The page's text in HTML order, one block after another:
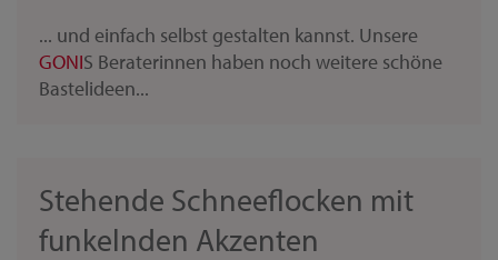
... und einfach selbst gestalten kannst. Unsere
GONIS Beraterinnen haben noch weitere schöne
Bastelideen...
Stehende Schneeflocken mit
funkelnden Akzenten